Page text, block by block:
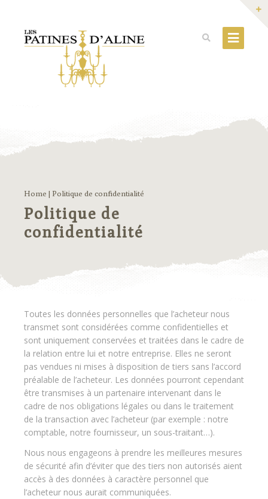
Home | Politique de confidentialité
Politique de
confidentialité
Toutes les données personnelles que l’acheteur nous
transmet sont considérées comme confidentielles et
sont uniquement conservées et traitées dans le cadre de
la relation entre lui et notre entreprise. Elles ne seront
pas vendues ni mises à disposition de tiers sans l’accord
préalable de l’acheteur. Les données pourront cependant
être transmises à un partenaire intervenant dans le
cadre de nos obligations légales ou dans le traitement
de la transaction avec l’acheteur (par exemple : notre
comptable, notre fournisseur, un sous-traitant…).
Nous nous engageons à prendre les meilleures mesures
de sécurité afin d’éviter que des tiers non autorisés aient
accès à des données à caractère personnel que
l’acheteur nous aurait communiquées.